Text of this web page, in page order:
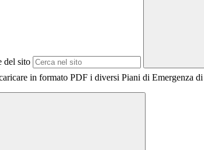
del sito
in formato PDF i diversi Piani di Emergenza